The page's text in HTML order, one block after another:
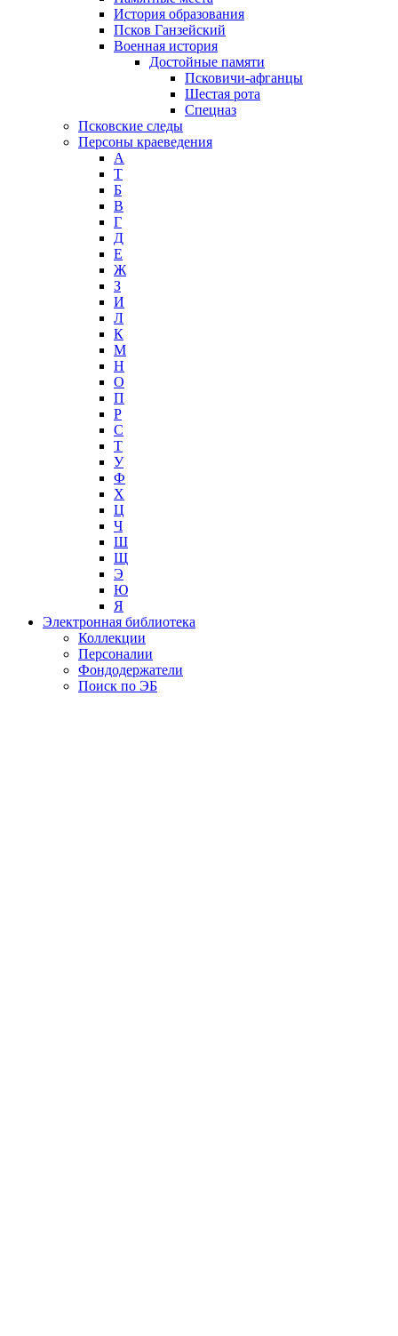
История образования
Псков Ганзейский
Военная история
Достойные памяти
Псковичи-афганцы
Шестая рота
Спецназ
Псковские следы
Персоны краеведения
А
T
Б
В
Г
Д
Е
Ж
З
И
Л
К
М
Н
О
П
Р
С
Т
У
Ф
Х
Ц
Ч
Ш
Щ
Э
Ю
Я
Электронная библиотека
Коллекции
Персоналии
Фондодержатели
Поиск по ЭБ